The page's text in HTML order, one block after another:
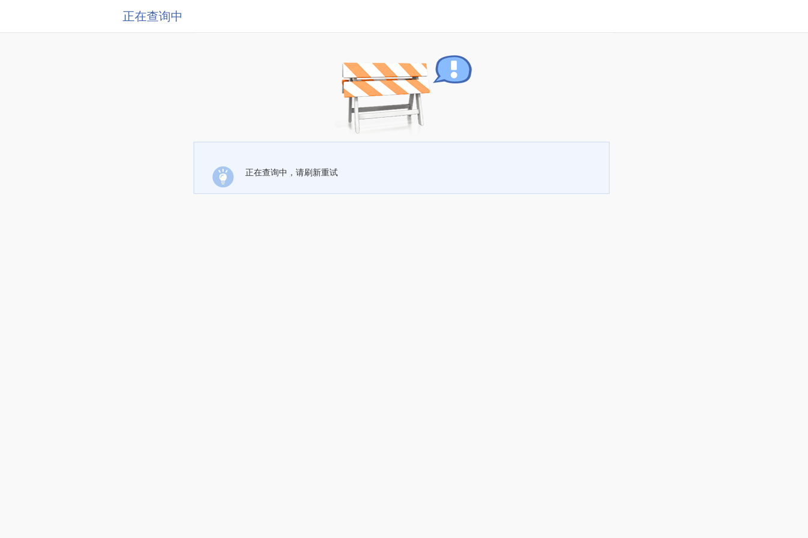
正在查询中
正在查询中，请刷新重试